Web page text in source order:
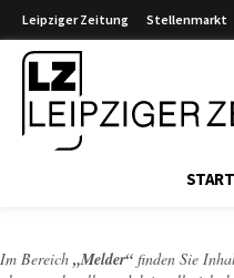
Leipziger Zeitung Stellenmarkt
Im Bereich „Melder“ finden Sie